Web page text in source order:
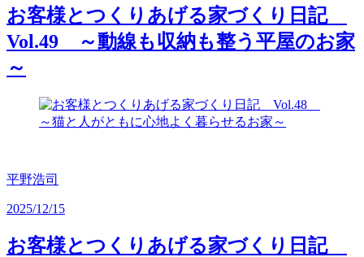
お客様とつくりあげる家づくり日記
Vol.49 ～動線も収納も整う平屋のお家
～
平野浩司
2025/12/15
お客様とつくりあげる家づくり日記